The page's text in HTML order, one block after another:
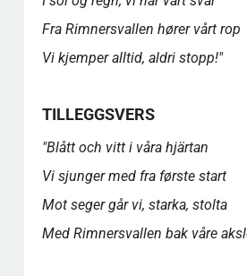
Fra Rimnersvallen hører vårt rop
Vi kjemper alltid, aldri stopp!"
TILLEGGSVERS
"Blått och vitt i våra hjärtan
Vi sjunger med fra første start
Mot seger går vi, starka, stolta
Med Rimnersvallen bak våre